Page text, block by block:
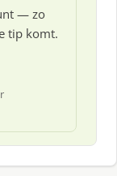
— zo
tip komt.